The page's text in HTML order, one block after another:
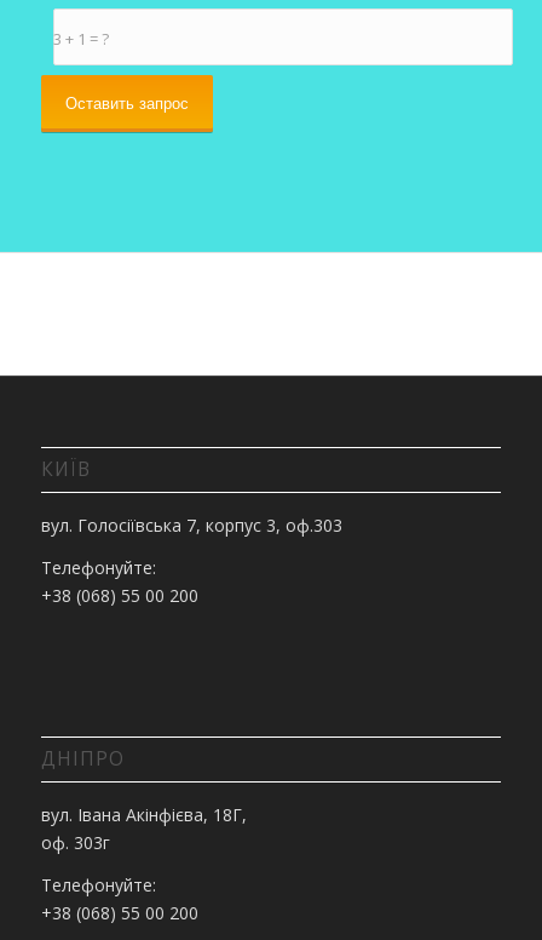
3 + 1 = ?
КИЇВ
вул. Голосіївська 7, корпус 3, оф.303
Телефонуйте:
+38 (068) 55 00 200
ДНІПРО
вул. Івана Акінфієва, 18Г,
оф. 303г
Телефонуйте:
+38 (068) 55 00 200